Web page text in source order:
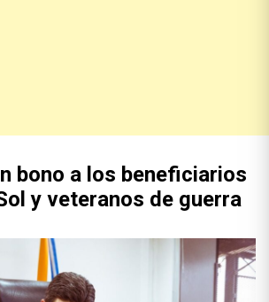
bono a los beneficiarios
y veteranos de guerra